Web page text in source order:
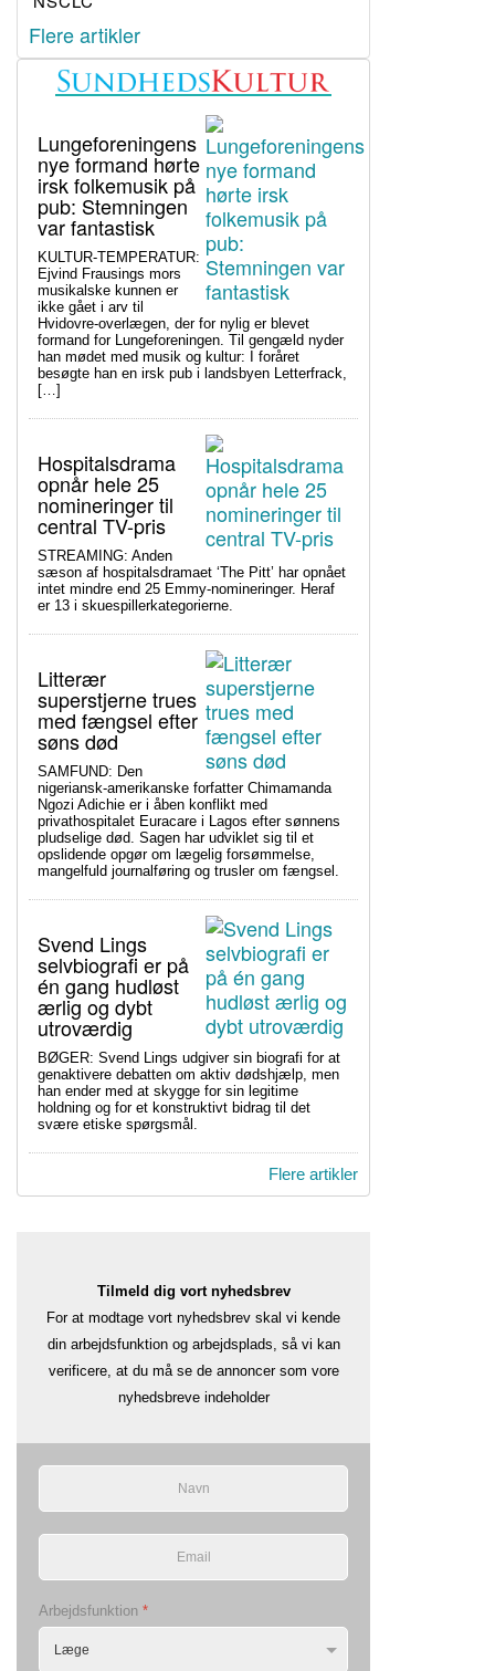
Flere artikler
Lungeforeningens
nye formand hørte
irsk folkemusik på
pub: Stemningen
var fantastisk
KULTUR-TEMPERATUR:
Ejvind Frausings mors
musikalske kunnen er
ikke gået i arv til
Hvidovre-overlægen, der for nylig er blevet
formand for Lungeforeningen. Til gengæld nyder
han mødet med musik og kultur: I foråret
besøgte han en irsk pub i landsbyen Letterfrack,
[…]
Hospitalsdrama
opnår hele 25
nomineringer til
central TV-pris
STREAMING: Anden
sæson af hospitalsdramaet ‘The Pitt’ har opnået
intet mindre end 25 Emmy-nomineringer. Heraf
er 13 i skuespillerkategorierne.
Litterær
superstjerne trues
med fængsel efter
søns død
SAMFUND: Den
nigeriansk-amerikanske forfatter Chimamanda
Ngozi Adichie er i åben konflikt med
privathospitalet Euracare i Lagos efter sønnens
pludselige død. Sagen har udviklet sig til et
opslidende opgør om lægelig forsømmelse,
mangelfuld journalføring og trusler om fængsel.
Svend Lings
selvbiografi er på
én gang hudløst
ærlig og dybt
utroværdig
BØGER: Svend Lings udgiver sin biografi for at
genaktivere debatten om aktiv dødshjælp, men
han ender med at skygge for sin legitime
holdning og for et konstruktivt bidrag til det
svære etiske spørgsmål.
Flere artikler
Tilmeld dig vort nyhedsbrev
For at modtage vort nyhedsbrev skal vi kende
din arbejdsfunktion og arbejdsplads, så vi kan
verificere, at du må se de annoncer som vore
nyhedsbreve indeholder
Arbejdsfunktion *